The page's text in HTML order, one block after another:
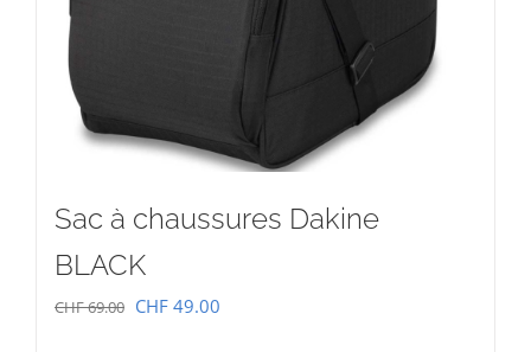
Sac à chaussures Dakine
BLACK
CHF69.00 Le
CHF 49.00